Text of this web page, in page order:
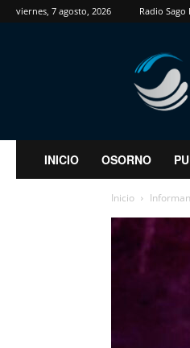
viernes, 7 agosto, 2026 Radio Sago
INICIO OSORNO
Inicio